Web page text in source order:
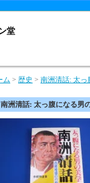
堂
ム > 歴史 > 南洲清話: 太
南洲清話: 太っ腹になる